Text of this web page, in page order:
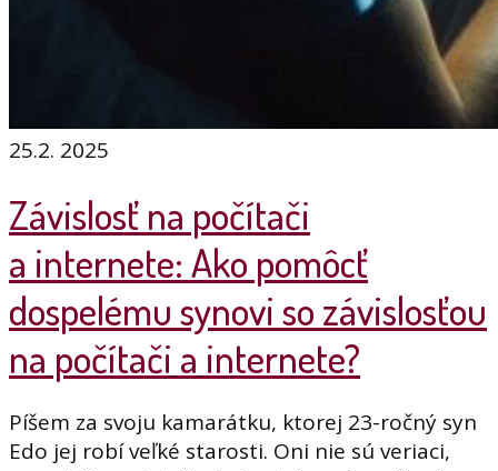
25.2. 2025
Závislosť na počítači
a internete: Ako pomôcť
dospelému synovi so závislosťou
na počítači a internete?
Píšem za svoju kamarátku, ktorej 23-ročný syn
Edo jej robí veľké starosti. Oni nie sú veriaci,